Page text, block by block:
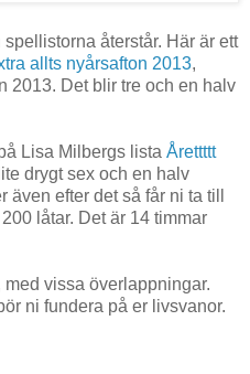
återstår. Här är ett
allts nyårsafton 2013,
2013. Det blir tre och en halv
Lisa Milbergs lista Årettttt
drygt sex och en halv
även efter det så får ni ta till
låtar. Det är 14 timmar
vissa överlappningar.
ni fundera på er livsvanor.